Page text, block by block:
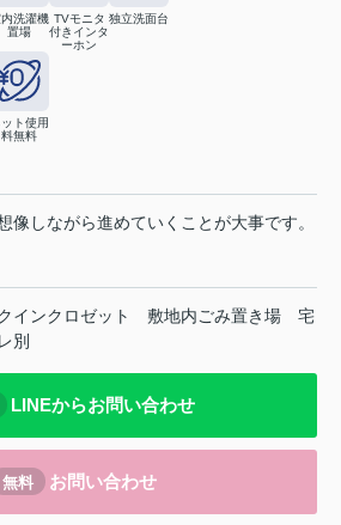
洗濯機
置場
TVモニタ
付きインタ
ーホン
独立洗面台
ト使用
料無料
像しながら進めていくことが大事です。
インクロゼット 敷地内ごみ置き場
宅
別
LINEからお問い合わせ
無料 お問い合わせ